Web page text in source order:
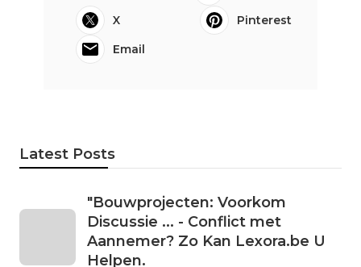
X
Pinterest
Email
Latest Posts
"Bouwprojecten: Voorkom
Discussie ... - Conflict met
Aannemer? Zo Kan Lexora.be U
Helpen.